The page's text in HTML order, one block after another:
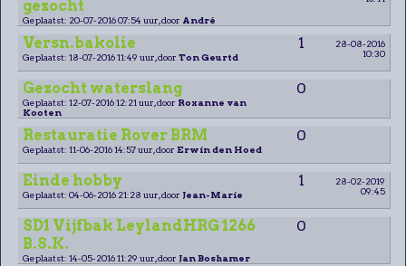
gezocht
Geplaatst: 20-07-2016 07:54 uur, door André
Versn.bakolie 1
28-08-2016
10:30
Geplaatst: 18-07-2016 11:49 uur, door Ton Geurtd
Gezocht waterslang 0
Geplaatst: 12-07-2016 12:21 uur, door Roxanne van
Kooten
Restauratie Rover BRM 0
Geplaatst: 11-06-2016 14:57 uur, door Erwin den Hoed
Einde hobby 1
28-02-2019
09:45
Geplaatst: 04-06-2016 21:28 uur, door Jean-Marie
SD1 Vijfbak LeylandHRG 1266
B.S.K.
0
Geplaatst: 14-05-2016 11:29 uur, door Jan Boshamer